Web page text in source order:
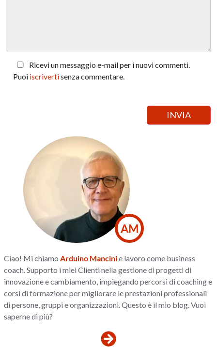
Ricevi un messaggio e-mail per i nuovi commenti.
Puoi iscrivertisenza commentare.
AM
Ciao! Mi chiamoArduino Mancinie lavoro come business
coach. Supporto i miei Clienti nella gestione di progetti di
innovazione e cambiamento, impiegando percorsi di coaching e
corsi di formazione per migliorare le prestazioni professionali
di persone, gruppi e organizzazioni. Questo è il mio blog. Vuoi
saperne di più?